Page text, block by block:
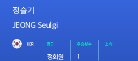
JEONG Seulgi
KOR 등급
정회원
우승횟수
1
소속